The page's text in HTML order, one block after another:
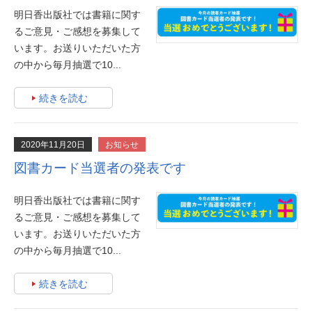
明日香出版社では書籍に関す
るご意見・ご感想を募集して
います。お送りいただいた方
の中から毎月抽選で10...
続きを読む
2020年11月20日 お知らせ
図書カード当選者の発表です
明日香出版社では書籍に関す
るご意見・ご感想を募集して
います。お送りいただいた方
の中から毎月抽選で10...
続きを読む